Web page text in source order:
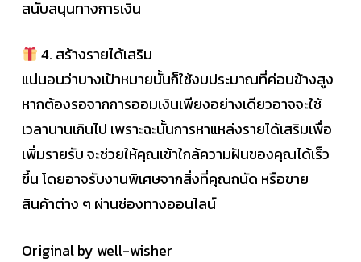
สนับสนุนทางการเงิน
4. สร้างรายได้เสริม
แน่นอนว่าบางเป้าหมายนั้นก็ใช้งบประมาณที่ค่อนข้างสูง
หากต้องรอจากการออมเงินเพียงอย่างเดียวอาจจะใช้
เวลานานเกินไป เพราะฉะนั้นการหาแหล่งรายได้เสริมเพื่อ
เพิ่มรายรับ จะช่วยให้คุณเข้าใกล้ความฝันของคุณได้เร็ว
ขึ้น โดยอาจรับงานพิเศษจากสิ่งที่คุณถนัด หรือขาย
สินค้าต่าง ๆ ผ่านช่องทางออนไลน์
Original by well-wisher